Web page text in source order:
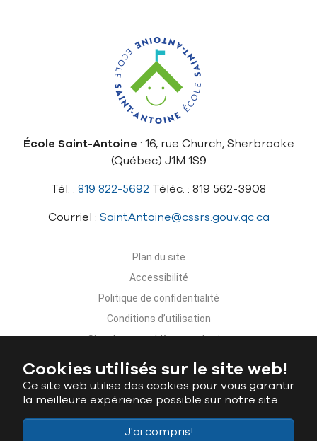
Cookies utilisés sur le site web!
Ce site web utilise des cookies pour vous garantir
la meilleure expérience possible sur notre site.
J'ai compris!
École Saint-Antoine : 16, rue Church, Sherbrooke
(Québec) J1M 1S9
Tél. : 819 822-5692 Téléc. : 819 562-3908
Courriel : SaintAntoine@cssrs.gouv.qc.ca
Plan du site
Accessibilité
Politique de confidentialité
Conditions d’utilisation
Signaler un problème sur le site
Nous joindre
Ministère de l'Éducation du Québec